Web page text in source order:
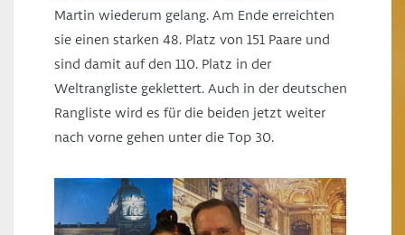
Martin wiederum gelang. Am Ende erreichten
sie einen starken 48. Platz von 151 Paare und
sind damit auf den 110. Platz in der
Weltrangliste geklettert. Auch in der deutschen
Rangliste wird es für die beiden jetzt weiter
nach vorne gehen unter die Top 30.